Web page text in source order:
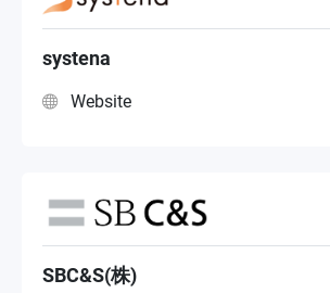
systena
Website
SBC&S(株)